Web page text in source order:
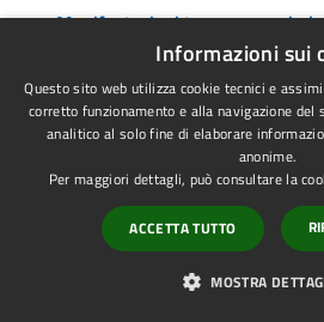
•Manifestazioni temporanee in
domanda di autorizzazione per lo
manifestazione a scopo di lucro
•Manifestazioni temporanee in
segnalazione certificata di inizio
svolgimento della
Manifestazioni temporanee in
manifestazione a scopo di lucro
Informazioni sui
Questo sito web utilizza cookie tecnici e
corretto funzionamento e alla navigazione del
analitico al solo fine di elaborare
anonime.
Per maggiori dettagli, può consultare la
ACCETTA TUTTO
MOSTRA